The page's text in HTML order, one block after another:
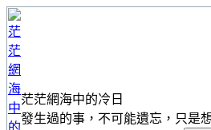
茫茫網海中的冷日
發生過的事，不可能遺忘，只是